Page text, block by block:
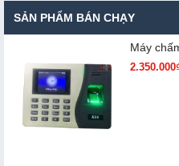
SẢN PHẨM BÁN CHẠY
Máy